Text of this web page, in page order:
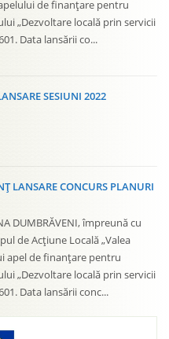
de finanțare pentru
„Dezvoltare locală prin servicii
Data lansării co...
SESIUNI 2022
LANSARE CONCURS PLANURI
DUMBRĂVENI, împreună cu
de Acţiune Locală „Valea
apel de finanțare pentru
„Dezvoltare locală prin servicii
Data lansării conc...